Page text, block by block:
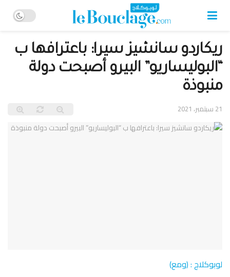
ريكاردو سانشيز سيرا: باعترافها ب
“البوليساريو” البيرو أصبحت دولة
منبوذة
21 سبتمبر، 2021
لوبوكلاج : (ومع)